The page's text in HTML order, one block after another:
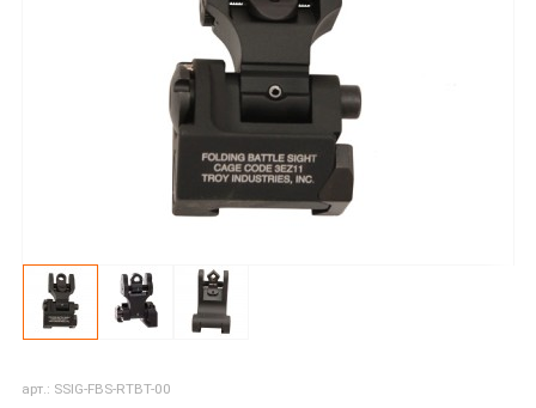
арт.: SSIG-FBS-RTBT-00